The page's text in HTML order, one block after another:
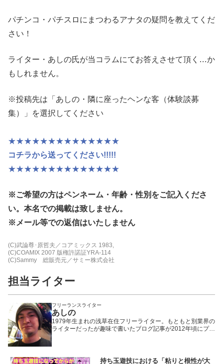
パチンコ・パチスロにまつわるアナタの疑問を教えてくだ
さい！
ライター・あしの氏が当コラムにてお答えさせて頂く…か
もしれません。
※投稿先は「あしの・隣に座ったヘンな客（体験談募
集）」を選択してください
★★★★★★★★★★★★★★
コチラから送ってください!!!!!
★★★★★★★★★★★★★★
※ご希望の方はペンネーム・年齢・性別 をご記入くださ
い。本名での掲載は致しません。
※メール等での返信はいたしません
(C)武論尊･原哲夫／コアミックス 1983,
(C)COAMIX 2007 版権許諾証YRA-114
(C)Sammy 総販売元／サミー株式会社
担当ライター
フリーランスライター
あしの
1979年生まれの浅草在住フリーライター。もともと別業界の
ライターだったが趣味で書いたブログ記事が2012年頃にプチ
トーにしているため記事の内容もそっち方面が多め。
持ち玉遊技における「粘りと根性が大